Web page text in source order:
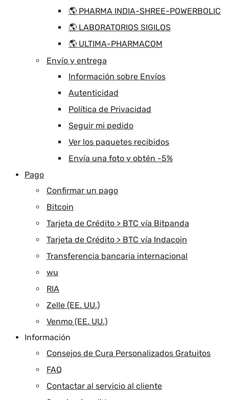
🌎 PHARMA INDIA-SHREE-POWERBOLIC
🌎 LABORATORIOS SIGILOS
🌎 ULTIMA-PHARMACOM
Envío y entrega
Información sobre Envíos
Autenticidad
Política de Privacidad
Seguir mi pedido
Ver los paquetes recibidos
Envía una foto y obtén -5%
Pago
Confirmar un pago
Bitcoin
Tarjeta de Crédito > BTC vía Bitpanda
Tarjeta de Crédito > BTC vía Indacoin
Transferencia bancaria internacional
wu
RIA
Zelle (EE. UU.)
Venmo (EE. UU.)
Información
Consejos de Cura Personalizados Gratuitos
FAQ
Contactar al servicio al cliente